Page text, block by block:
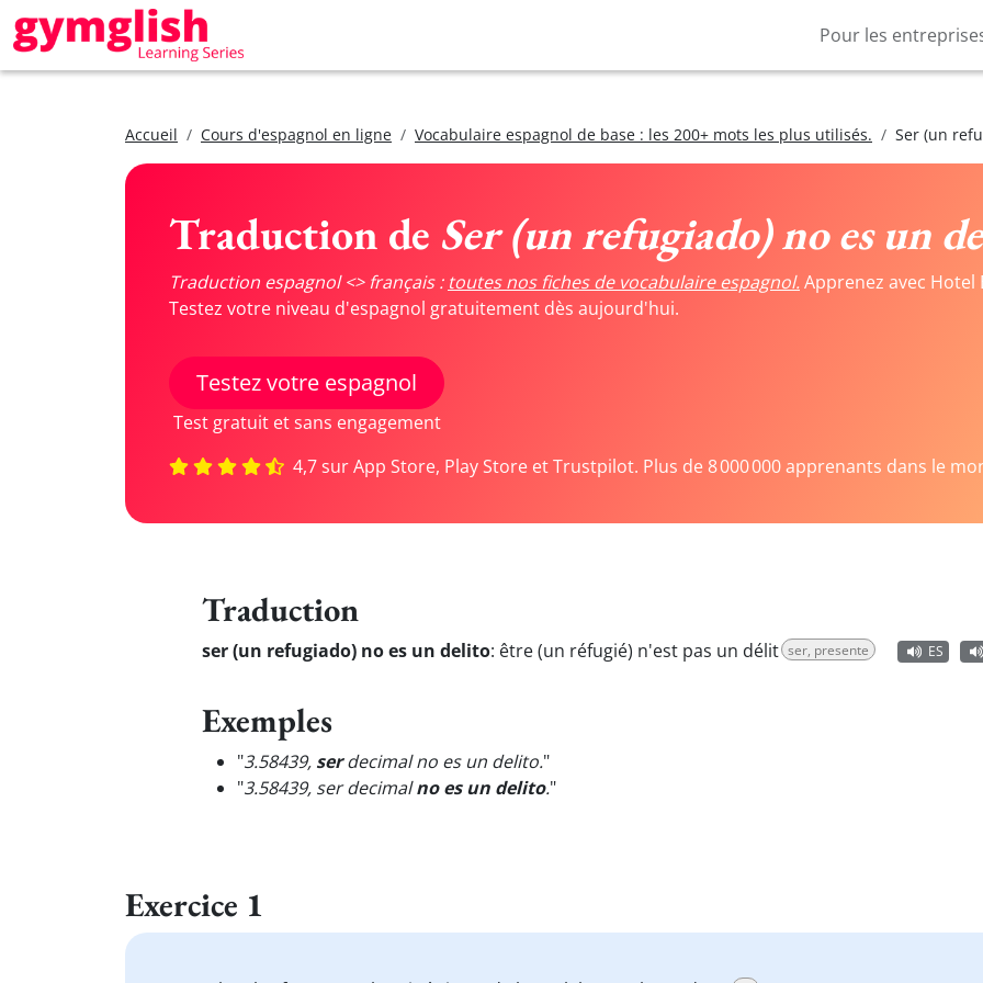
Pour les
Accueil Cours d'espagnol en ligne Vocabulaire espagnol de base : les 200+ mots les plus utilisés. Ser (un
Traduction de Ser (un refugiado) no es un
Traduction espagnol <> français : toutes nos fiches de vocabulaire espagnol.Apprenez avec
Testez votre niveau d'espagnol gratuitement dès aujourd'hui.
Testez votre espagnol
Test gratuit et sans engagement
4,7 sur App Store, Play Store et Trustpilot. Plus de 8 000 000 apprenants dans le
Traduction
ser (un refugiado) no es un delito: être (un réfugié) n'est pas un délit ser, presente ES
Exemples
"3.58439, serdecimal no es un delito."
"3.58439, ser decimalno es un delito."
Exercice 1